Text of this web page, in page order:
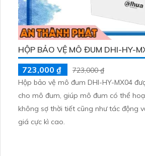
HỘP BẢO VỆ MÔ ĐUM DHI-HY-
723,000 ₫
723,000 ₫
Hộp bảo vệ mô đum DHI-HY-MX04
cho mô đum, giúp mô đum có thể
không sợ thời tiết cũng như tác động
giá cực kì cao.